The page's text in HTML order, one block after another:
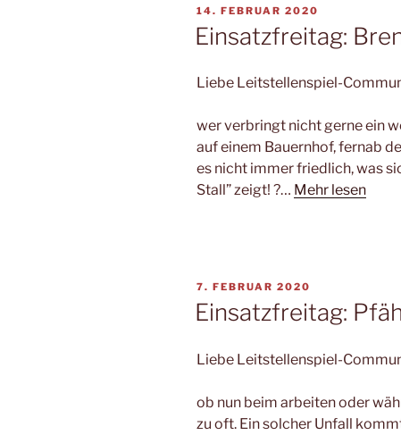
VERÖFFENTLICHT
AM
14. FEBRUAR 2020
Einsatzfreitag:
Liebe Leitstellenspiel-
wer verbringt nicht gerne ein
auf einem Bauernhof, fernab
es nicht immer friedlich, was
Stall” zeigt! ?… Mehr lesen
VERÖFFENTLICHT
AM
7. FEBRUAR 2020
Einsatzfreitag:
Liebe Leitstellenspiel-
ob nun beim arbeiten oder
zu oft. Ein solcher Unfall